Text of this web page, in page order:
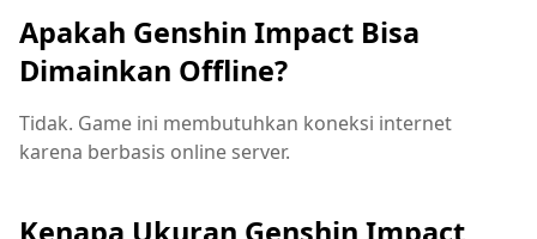
Apakah Genshin Impact Bisa
Dimainkan Offline?
Tidak. Game ini membutuhkan koneksi internet
karena berbasis online server.